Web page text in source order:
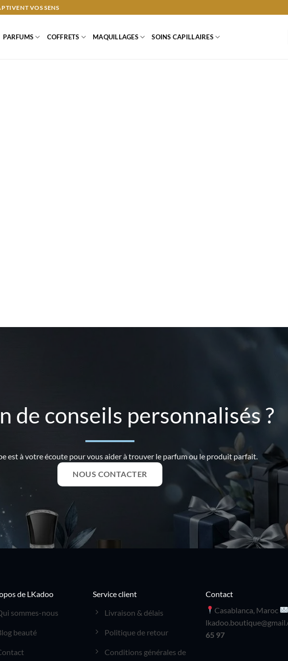
VOS SENS
PARFUMS COFFRETS MAQUILLAGES SOINS CAPILLAIRES
de conseils personnalisés ?
est à votre écoute pour vous aider à trouver le parfum ou le produit parfait.
NOUS CONTACTER
de LKadoo
sommes-nous
beauté
Service client
Livraison & délais
Politique de retour
Conditions générales de
Contact
Casablanca, Maroc
65 97